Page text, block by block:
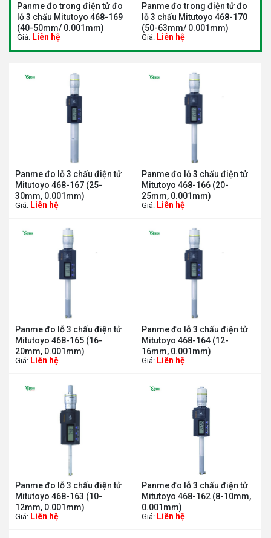
đo trong điện tử đo
Mitutoyo 468-169
0.001mm)
hệ
Panme đo trong điện tử đo
lỗ 3 chấu Mitutoyo 468-170
(50-63mm/ 0.001mm)
Liên hệ
Panme
lỗ 3 chấu
Panme đo lỗ 3 chấu điện tử
Mitutoyo 468-167 (25-
30mm, 0.001mm)
Giá: Liên hệ
Panme đo lỗ 3 chấu điện tử
Mitutoyo 468-166 (20-
25mm, 0.001mm)
Giá: Liên hệ
Panme đo lỗ 3 chấu điện tử
Mitutoyo 468-165 (16-
20mm, 0.001mm)
Giá: Liên hệ
Panme đo lỗ 3 chấu điện tử
Mitutoyo 468-164 (12-
16mm, 0.001mm)
Giá: Liên hệ
Panme đo lỗ 3 chấu điện tử
Mitutoyo 468-163 (10-
12mm, 0.001mm)
Giá: Liên hệ
Panme đo lỗ 3 chấu điện tử
Mitutoyo 468-162 (8-10mm,
0.001mm)
Giá: Liên hệ